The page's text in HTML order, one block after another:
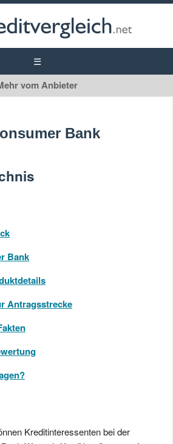
Bank
Bank
Antragsstrecke
Kreditinteressenten bei der
Privatkredit